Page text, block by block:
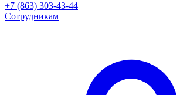
+7 (863) 303-43-44
Сотрудникам